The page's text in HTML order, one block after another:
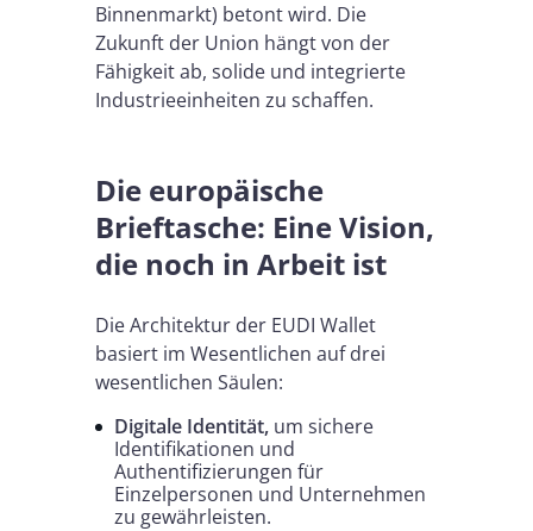
Binnenmarkt) betont wird. Die
Zukunft der Union hängt von der
Fähigkeit ab, solide und integrierte
Industrieeinheiten zu schaffen.
Die europäische
Brieftasche: Eine Vision,
die noch in Arbeit ist
Die Architektur der EUDI Wallet
basiert im Wesentlichen auf drei
wesentlichen Säulen:
Digitale Identität, um sichere
Identifikationen und
Authentifizierungen für
Einzelpersonen und Unternehmen
zu gewährleisten.